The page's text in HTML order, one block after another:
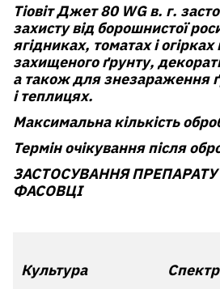
Тіовіт Джет 80 WG в. г.
захисту від борошнистої
ягідниках, томатах і огірках
захищеного ґрунту,
а також для знезараження
і теплицях.
Максимальна кількість
Термін очікування після
ЗАСТОСУВАННЯ ПРЕПАРАТУ
ФАСОВЦІ
Культура Спектр